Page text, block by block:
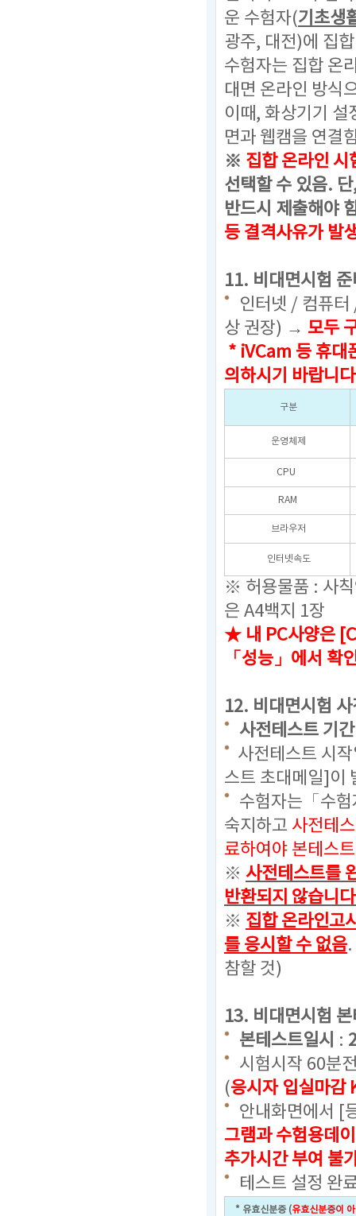
운 수험자(기초생
광주, 대전)에 집
수험자는 집합 온
대면 온라인 방식
이때, 화상기기 설
면과 웹캠을 연결
※ 집합 온라인 시
선택할 수 있음.
반드시 제출해야
등 결격사유가 발
11. 비대면시험
인터넷 / 컴퓨
상 권장) → 모두
* iVCam 등 휴대
의하시기 바랍니
구분
운영체제
CPU
RAM
브라우저
인터넷속도
※ 허용물품 : 사칙
은 A4백지 1장
★ 내 PC사양은
「성능」에서 확
12. 비대면시험
사전테스트 기
사전테스트 시
스트 초대메일]이
수험자는「수
숙지하고 사전테
료하여야 본테스
※ 사전테스트를
반환되지 않습니
※ 집합 온라인고
를 응시할 수 없음
참할 것)
13. 비대면시험
본테스트일시 :
시험시작 60분
(응시자 입실마감
안내화면에서 [
그램과 수험용데
추가시간 부여 불
테스트 설정 완
* 유효신분증 (유효신분증이